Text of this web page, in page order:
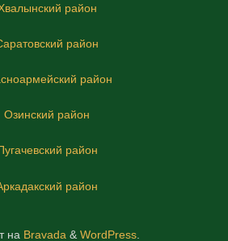
район
район
район
Озинский район
район
район
на Bravada & WordPress.